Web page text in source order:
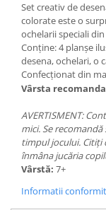
Set creativ de
colorate este o
ochelarii speciali
Conține: 4 planșe
desena, ochelari, o
Confecționat din
Vârsta
AVERTISMENT:
mici. Se
timpul jocului. Citiți
înmâna jucăria
Vârstă: 7+
Informatii